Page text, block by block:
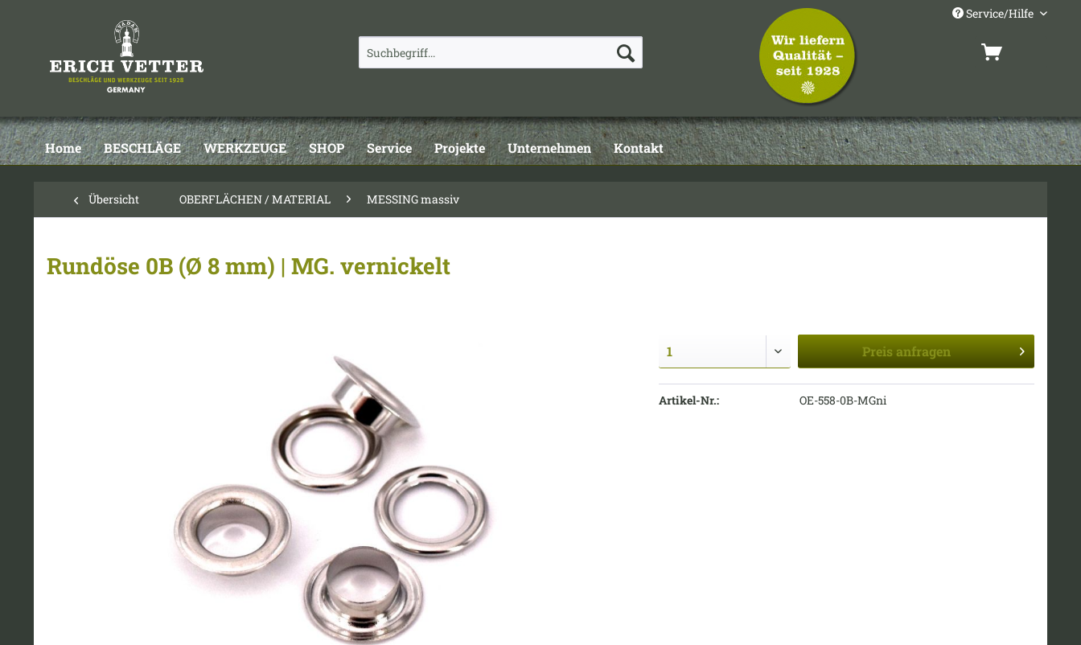
Service/Hilfe
Home BESCHLÄGE WERKZEUGE SHOP Service Projekte Unternehmen Kontakt
Übersicht OBERFLÄCHEN / MATERIAL MESSING massiv
Rundöse 0B (Ø 8 mm) | MG. vernickelt
Preis anfragen
Artikel-Nr.: OE-558-0B-MGni